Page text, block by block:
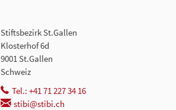
Stiftsbezirk St.Gallen
Klosterhof 6d
9001 St.Gallen
Schweiz
Tel.: +41 71 227 34 16
stibi@stibi.ch